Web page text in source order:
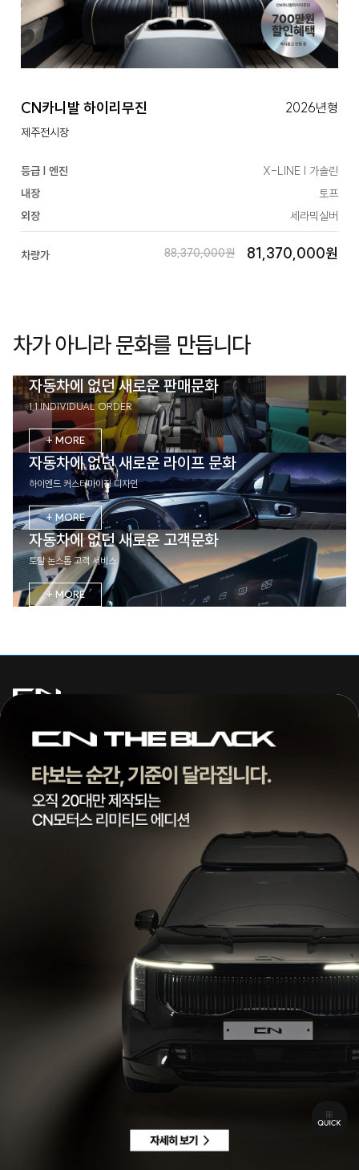
CN카니발 하이리무진 2026년형
제주전시장
등급 | 엔진
X-LINE | 가솔린
내장
토프
외장
세라믹실버
차량가 88,370,000원 81,370,000원
차가 아니라 문화를 만듭니다
자동차에 없던 새로운 판매문화
1:1 INDIVIDUAL ORDER
+ MORE
자동차에 없던 새로운 라이프 문화
하이엔드 커스터마이징 디자인
+ MORE
자동차에 없던 새로운 고객문화
토탈 논스톱 고객 서비스
+ MORE
주식회사 씨엔모터스
대표 | 조종현
전화 |1855-3966
팩스 | 032-578-3966
통신판매업신고번호 | 제 2022-인천서구-2322호
차량구매상담 | 평일 09:00 ~ 18:00 / 주말 및 공휴일 10:00 ~ 18:00
AS 및 기타상담 | 평일 09:00 ~ 18:00 / 주말 및 공휴일 휴무
이메일수집정보